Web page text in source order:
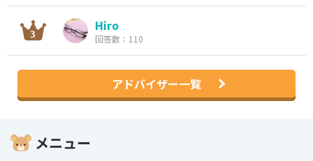
Hiro
回答数：110
アドバイザー一覧
メニュー